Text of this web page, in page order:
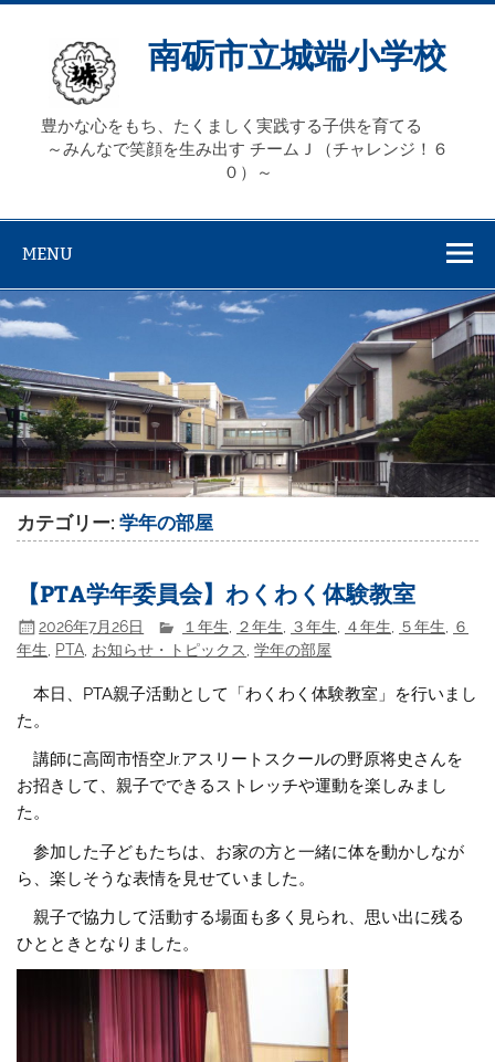
Skip
南砺市立城端小学校
豊かな心をもち、たくましく実践する子供を育てる
～みんなで笑顔を生み出す チームＪ（チャレンジ！６
０）～
MENU
カテゴリー:学年の部屋
【PTA学年委員会】わくわく体験教室
2026年7月26日 １年生 ２年生 ３年生 ４年生 ５年生
６
年生, PTA, お知らせ・トピックス,学年の部屋
本日、PTA親子活動として「わくわく体験教室」を行いまし
た。
講師に高岡市悟空Jr.アスリートスクールの野原将史さんを
お招きして、親子でできるストレッチや運動を楽しみまし
た。
参加した子どもたちは、お家の方と一緒に体を動かしなが
ら、楽しそうな表情を見せていました。
親子で協力して活動する場面も多く見られ、思い出に残る
ひとときとなりました。